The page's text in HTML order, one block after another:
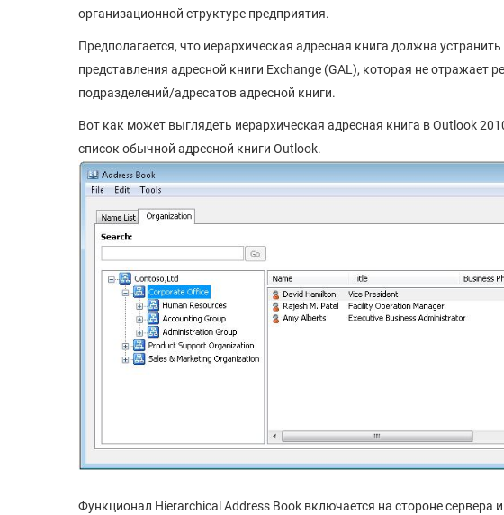
организационной структуре предприятия.
Предполагается, что иерархическая адресная книга должна
представления адресной книги Exchange (GAL), которая не отражает
подразделений/адресатов адресной книги.
Вот как может выглядеть иерархическая адресная книга в Outlook
список обычной адресной книги Outlook.
Функционал Hierarchical Address Book включается на стороне сервера